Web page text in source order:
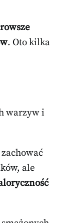
. Oto kilka
warzyw i
ale